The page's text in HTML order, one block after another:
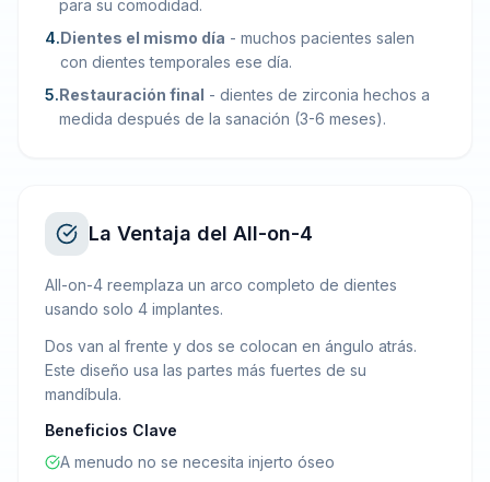
para su comodidad.
4.Dientes el mismo día - muchos pacientes salen
con dientes temporales ese día.
5.Restauración final - dientes de zirconia hechos a
medida después de la sanación (3-6 meses).
La Ventaja del All-on-4
All-on-4 reemplaza un arco completo de dientes
usando solo 4 implantes.
Dos van al frente y dos se colocan en ángulo atrás.
Este diseño usa las partes más fuertes de su
mandíbula.
Beneficios Clave
A menudo no se necesita injerto óseo